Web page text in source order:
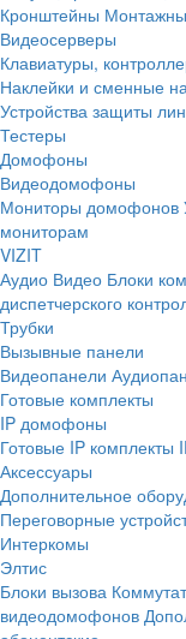
Кронштейны
Видеосерверы
Клавиатуры,
Наклейки и сменные
Устройства защиты
Тестеры
Домофоны
Видеодомофоны
Мониторы домофонов
мониторам
VIZIT
Аудио Видео Блоки
диспетчерского
Трубки
Вызывные панели
Видеопанели
Готовые комплекты
IP домофоны
Готовые IP комплекты
Аксессуары
Дополнительное
Переговорные
Интеркомы
Элтис
Блоки вызова
видеодомофонов